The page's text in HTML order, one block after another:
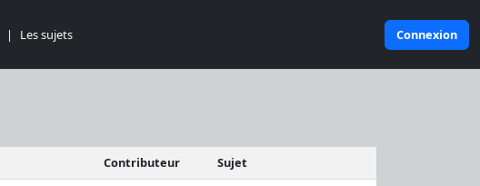
| Les sujets Connexion
Contributeur
Sujet